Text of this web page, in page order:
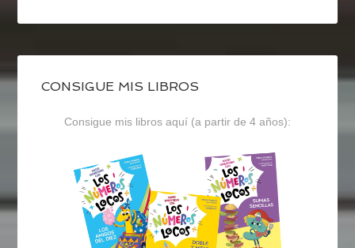
CONSIGUE MIS LIBROS
Consigue mis libros aquí (a partir de 4 años):